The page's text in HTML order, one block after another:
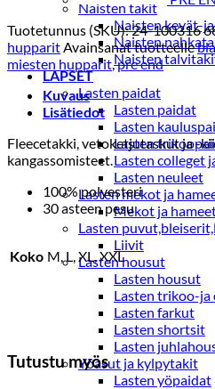
Naisten takit
Naisten kevät-
Naisten
Naisten
LAPSET
Lasten paidat
Lasten paidat
Lasten
Lasten
Lasten colleget
Lasten neuleet
Lasten mekot ja
Mekot ja
Lasten
Liivit
Lasten housut
Lasten housut
Lasten trikoo-ja
Lasten farkut
Lasten shortsit
Lasten
Yöasut ja kylpytakit
Lasten yöpaidat
Tuotetunnus (SKU):24-100316
hupparitAvainsanat tuotteelle
miesten hupparit,pre end
Kuvaus
Lisätiedot
Fleecetakki, vetoketjutaskut ja -
kangassomisteet.
100% polyesteri
30 asteen pesu
Koko M, L, XL, XXL
Tutustu myös